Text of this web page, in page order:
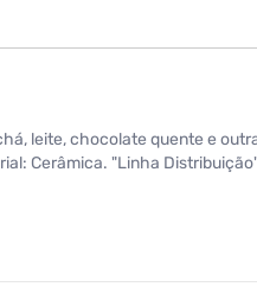
leite, chocolate quente e
Cerâmica. "Linha